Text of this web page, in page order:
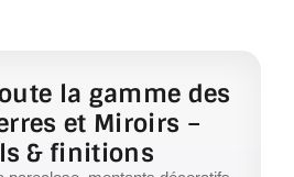
la gamme des
et Miroirs –
& finitions